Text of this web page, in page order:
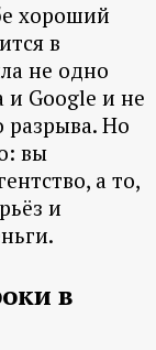
хороший
в
не одно
и Google и не
разрыва. Но
вы
а то,
и
в